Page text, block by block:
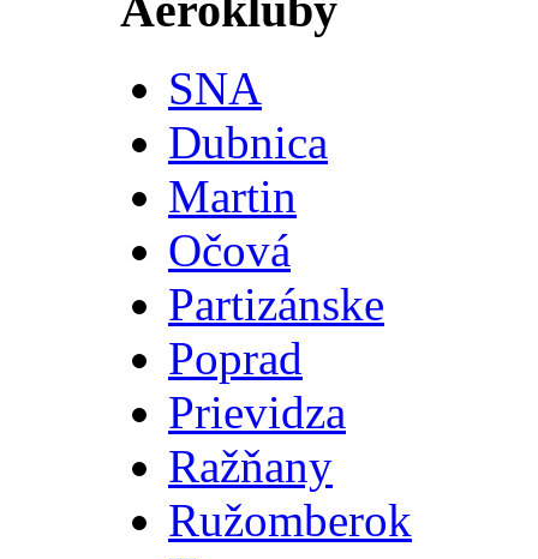
SNA
Dubnica
Martin
Očová
Partizánske
Poprad
Prievidza
Ražňany
Ružomberok